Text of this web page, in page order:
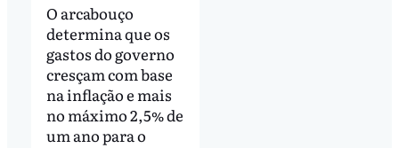
O arcabouço
determina que os
gastos do governo
cresçam com base
na inflação e mais
no máximo 2,5% de
um ano para o